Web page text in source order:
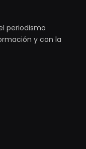
periodismo
y con la